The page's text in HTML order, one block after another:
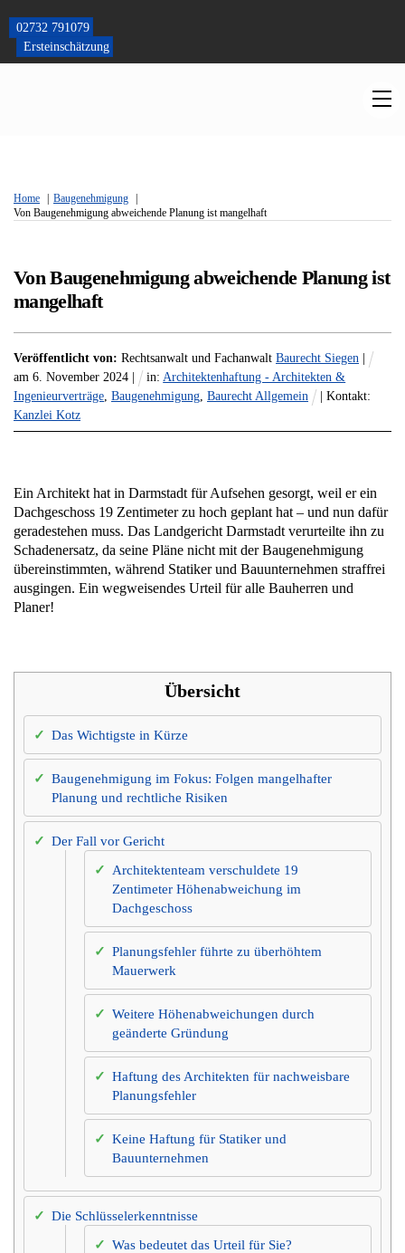
content
02732 791079
Ersteinschätzung
Home
Baugenehmigung
Von Baugenehmigung abweichende Planung ist mangelhaft
Von Baugenehmigung abweichende Planung ist
mangelhaft
Veröffentlicht von: Rechtsanwalt und Fachanwalt Baurecht Siegen
am 6. November 2024 in:Architektenhaftung - Architekten &
Ingenieurverträge, Baugenehmigung, Baurecht Allgemein
| Kontakt:
Kanzlei Kotz
Ein Architekt hat in Darmstadt für Aufsehen gesorgt, weil er ein
Dachgeschoss 19 Zentimeter zu hoch geplant hat – und nun dafür
geradestehen muss. Das Landgericht Darmstadt verurteilte ihn zu
Schadenersatz, da seine Pläne nicht mit der Baugenehmigung
übereinstimmten, während Statiker und Bauunternehmen straffrei
ausgingen. Ein wegweisendes Urteil für alle Bauherren und
Planer!
Übersicht
Das Wichtigste in Kürze
Baugenehmigung im Fokus: Folgen mangelhafter
Planung und rechtliche Risiken
Der Fall vor Gericht
Architektenteam verschuldete 19
Zentimeter Höhenabweichung im
Dachgeschoss
Planungsfehler führte zu überhöhtem
Mauerwerk
Weitere Höhenabweichungen durch
geänderte Gründung
Haftung des Architekten für nachweisbare
Planungsfehler
Keine Haftung für Statiker und
Bauunternehmen
Die Schlüsselerkenntnisse
Was bedeutet das Urteil für Sie?